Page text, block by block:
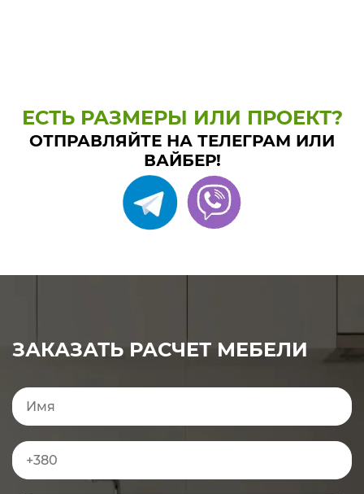
ЕСТЬ РАЗМЕРЫ ИЛИ ПРОЕКТ?
ОТПРАВЛЯЙТЕ НА ТЕЛЕГРАМ ИЛИ
ВАЙБЕР!
ЗАКАЗАТЬ РАСЧЕТ МЕБЕЛИ